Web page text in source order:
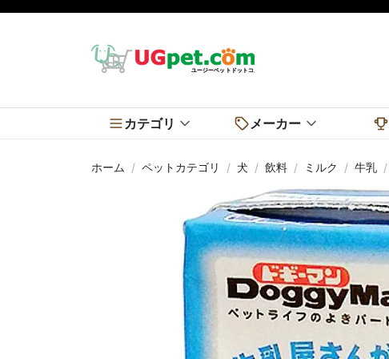
カテゴリ メーカー
ホーム ペットカテゴリ 犬 飲料 ミルク 牛乳